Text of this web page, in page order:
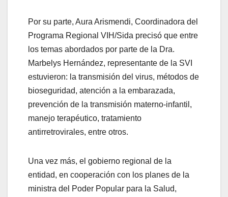
Por su parte, Aura Arismendi, Coordinadora del
Programa Regional VIH/Sida precisó que entre
los temas abordados por parte de la Dra.
Marbelys Hernández, representante de la SVI
estuvieron: la transmisión del virus, métodos de
bioseguridad, atención a la embarazada,
prevención de la transmisión materno-infantil,
manejo terapéutico, tratamiento
antirretrovirales, entre otros.
Una vez más, el gobierno regional de la
entidad, en cooperación con los planes de la
ministra del Poder Popular para la Salud,